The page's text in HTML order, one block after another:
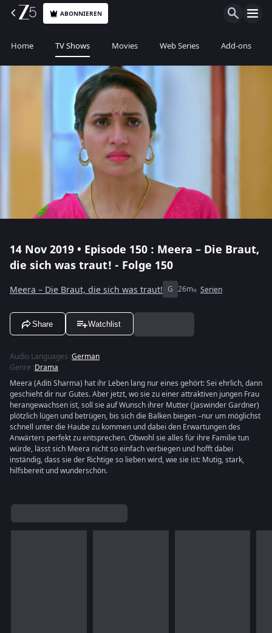
ABONNIEREN
Home TV Shows Movies Web Series Add-ons
14 Nov 2019 • Episode 150 : Meera – Die Braut,
die sich was traut! - Folge 150
Meera – Die Braut, die sich was traut! G 26m Serien
Share Watchlist
Audio Languages :German
Genre :Drama
Meera (Aditi Sharma) hat ihr Leben lang nur eines gehört: Sei ehrlich, dann
geschieht dir nur Gutes. Aber jetzt, wo sie zu einer attraktiven jungen Frau
herangewachsen ist, soll sie auf Wunsch ihrer Mutter (Jaswinder Gardner)
plötzlich lügen und betrügen, bis sich die Balken biegen –nur um möglichst
schnell unter die Haube zu kommen und dabei den Erwartungen des
Anwärters perfekt zu entsprechen. Obwohl sie alles für ihre Familie tun
würde, lässt sich Meera nicht so einfach verbiegen und hofft dabei
inständig, dass sie der Richtige so lieben wird, wie sie ist: Mutig, stark,
hilfsbereit und wunderschön.